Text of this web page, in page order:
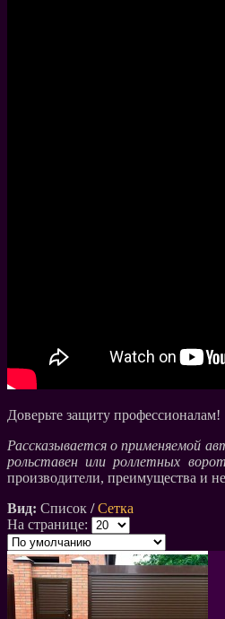
Доверьте защиту профессионалам!
Рассказывается о применяемой
рольставен или роллетных
производители, преимущества и
Вид: Список / Сетка
На странице: